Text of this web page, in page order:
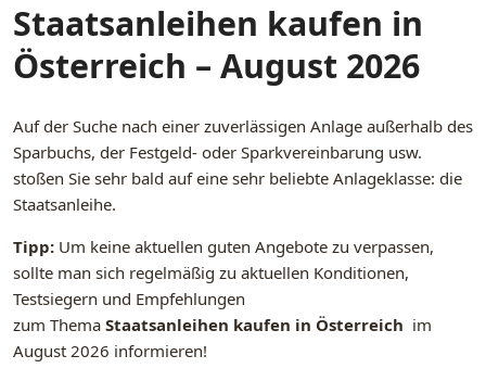
Staatsanleihen kaufen in
Österreich – August 2026
Auf der Suche nach einer zuverlässigen Anlage außerhalb des
Sparbuchs, der Festgeld- oder Sparkvereinbarung usw.
stoßen Sie sehr bald auf eine sehr beliebte Anlageklasse: die
Staatsanleihe.
Tipp: Um keine aktuellen guten Angebote zu verpassen,
sollte man sich regelmäßig zu aktuellen Konditionen,
Testsiegern und Empfehlungen
zum Thema Staatsanleihen kaufen in Österreich im
August 2026 informieren!